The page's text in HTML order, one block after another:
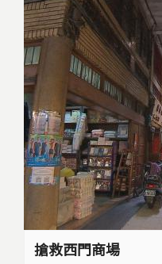
搶救西門商場